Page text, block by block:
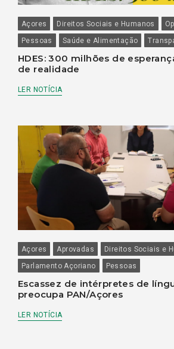
Açores Direitos Sociais e Humanos
Pessoas
Saúde e Alimentação
HDES: 300 milhões de
de realidade
LER NOTÍCIA
Açores Aprovadas Direitos Sociais e
Parlamento Açoriano
Pessoas
Escassez de intérpretes de
preocupa PAN/Açores
LER NOTÍCIA